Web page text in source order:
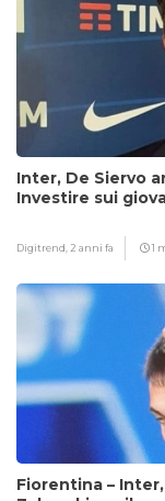
Inter, De Siervo
Investire sui
Digitrend, 2 anni fa 1
Fiorentina –